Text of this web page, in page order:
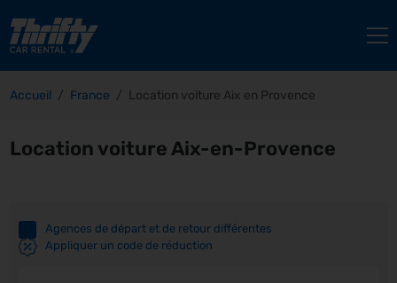
Accueil France Location voiture Aix en Provence
Location voiture Aix-en-Provence
Agences de départ et de retour différentes
Appliquer un code de réduction